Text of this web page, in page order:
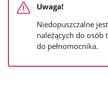
Uwaga!
Niedopuszczalne
należących do osób
do pełnomocnika.